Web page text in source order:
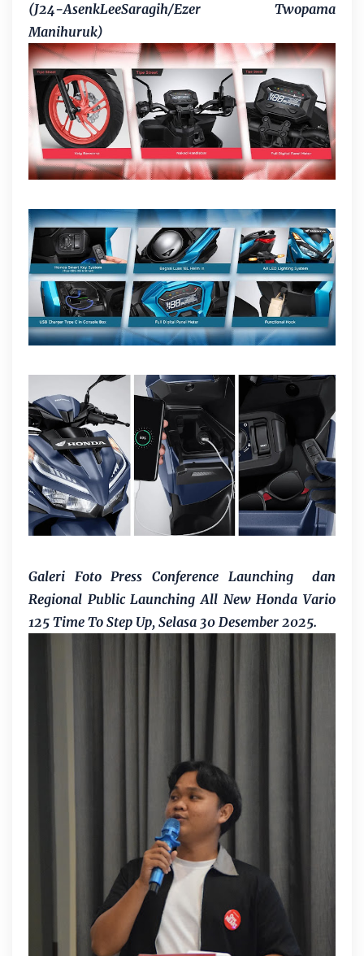
(J24-AsenkLeeSaragih/Ezer Twopama
Manihuruk)
Galeri Foto Press Conference Launching dan
Regional Public Launching All New Honda Vario
125 Time To Step Up, Selasa 30 Desember 2025.